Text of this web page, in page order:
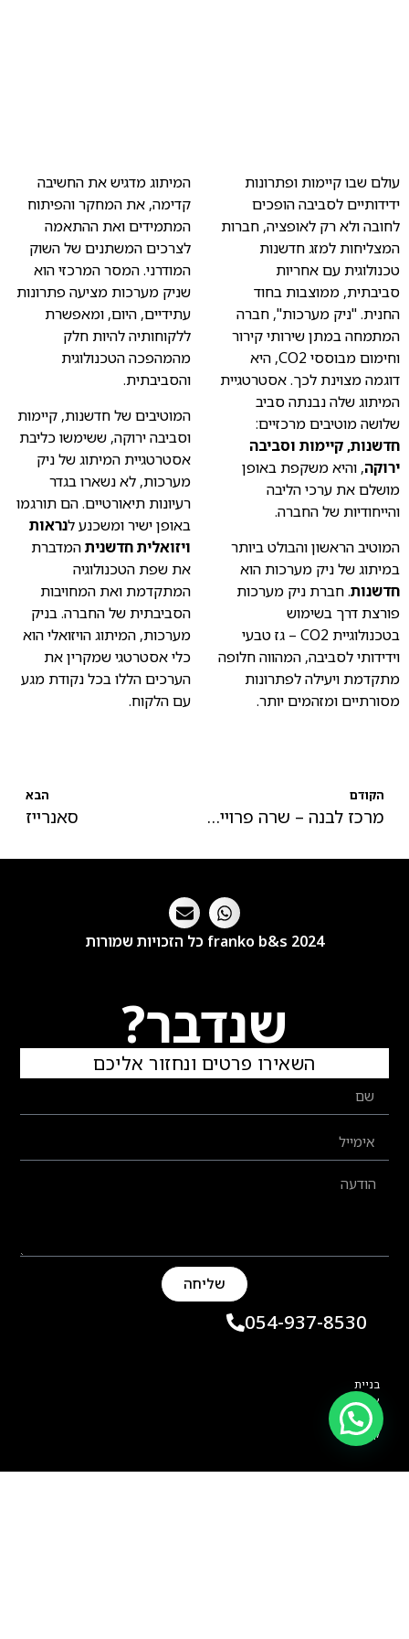
עולם שבו קיימות ופתרונות
ידידותיים לסביבה הופכים
לחובה ולא רק לאופציה, חברות
המצליחות למזג חדשנות
טכנולוגית עם אחריות
סביבתית, ממוצבות בחוד
החנית. "ניק מערכות", חברה
המתמחה במתן שירותי קירור
וחימום מבוססי CO2, היא
דוגמה מצוינת לכך. אסטרטגיית
המיתוג שלה נבנתה סביב
שלושה מוטיבים מרכזיים:
חדשנות, קיימות וסביבה
ירוקה, והיא משקפת באופן
מושלם את ערכי הליבה
והייחודיות של החברה.
המוטיב הראשון והבולט ביותר
במיתוג של ניק מערכות הוא
חדשנות. חברת ניק מערכות
פורצת דרך בשימוש
בטכנולוגיית CO2 – גז טבעי
וידידותי לסביבה, המהווה חלופה
מתקדמת ויעילה לפתרונות
מסורתיים ומזהמים יותר.
המיתוג מדגיש את החשיבה
קדימה, את המחקר והפיתוח
המתמידים ואת ההתאמה
לצרכים המשתנים של השוק
המודרני. המסר המרכזי הוא
שניק מערכות מציעה פתרונות
עתידיים, היום, ומאפשרת
ללקוחותיה להיות חלק
מהמהפכה הטכנולוגית
והסביבתית.
המוטיבים של חדשנות, קיימות
וסביבה ירוקה, ששימשו כליבת
אסטרטגיית המיתוג של ניק
מערכות, לא נשארו בגדר
רעיונות תיאורטיים. הם תורגמו
באופן ישיר ומשכנע לנראות
ויזואלית חדשניתהמדברת
את שפת הטכנולוגיה
המתקדמת ואת המחויבות
הסביבתית של החברה. בניק
מערכות, המיתוג הויזואלי הוא
כלי אסטרטגי שמקרין את
הערכים הללו בכל נקודת מגע
עם הלקוח.
הקודם
מרכז לבנה – שרה פרויינד
הבא
סאנרייז
franko b&s 2024 כל הזכויות שמורות
שנדבר?
השאירו פרטים ונחזור אליכם
שליחה
054-937-8530
בניית
אתר:
תמי
קליין